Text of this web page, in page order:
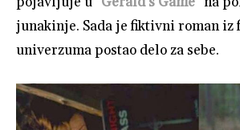
junakinje. Sada je fiktivni roman iz
univerzuma postao delo za sebe.